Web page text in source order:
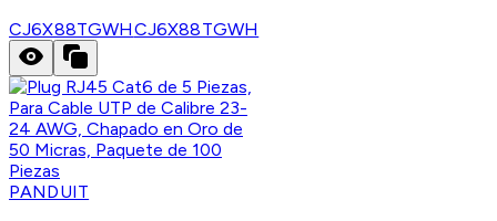
CJ6X88TGWHCJ6X88TGWH
PANDUIT